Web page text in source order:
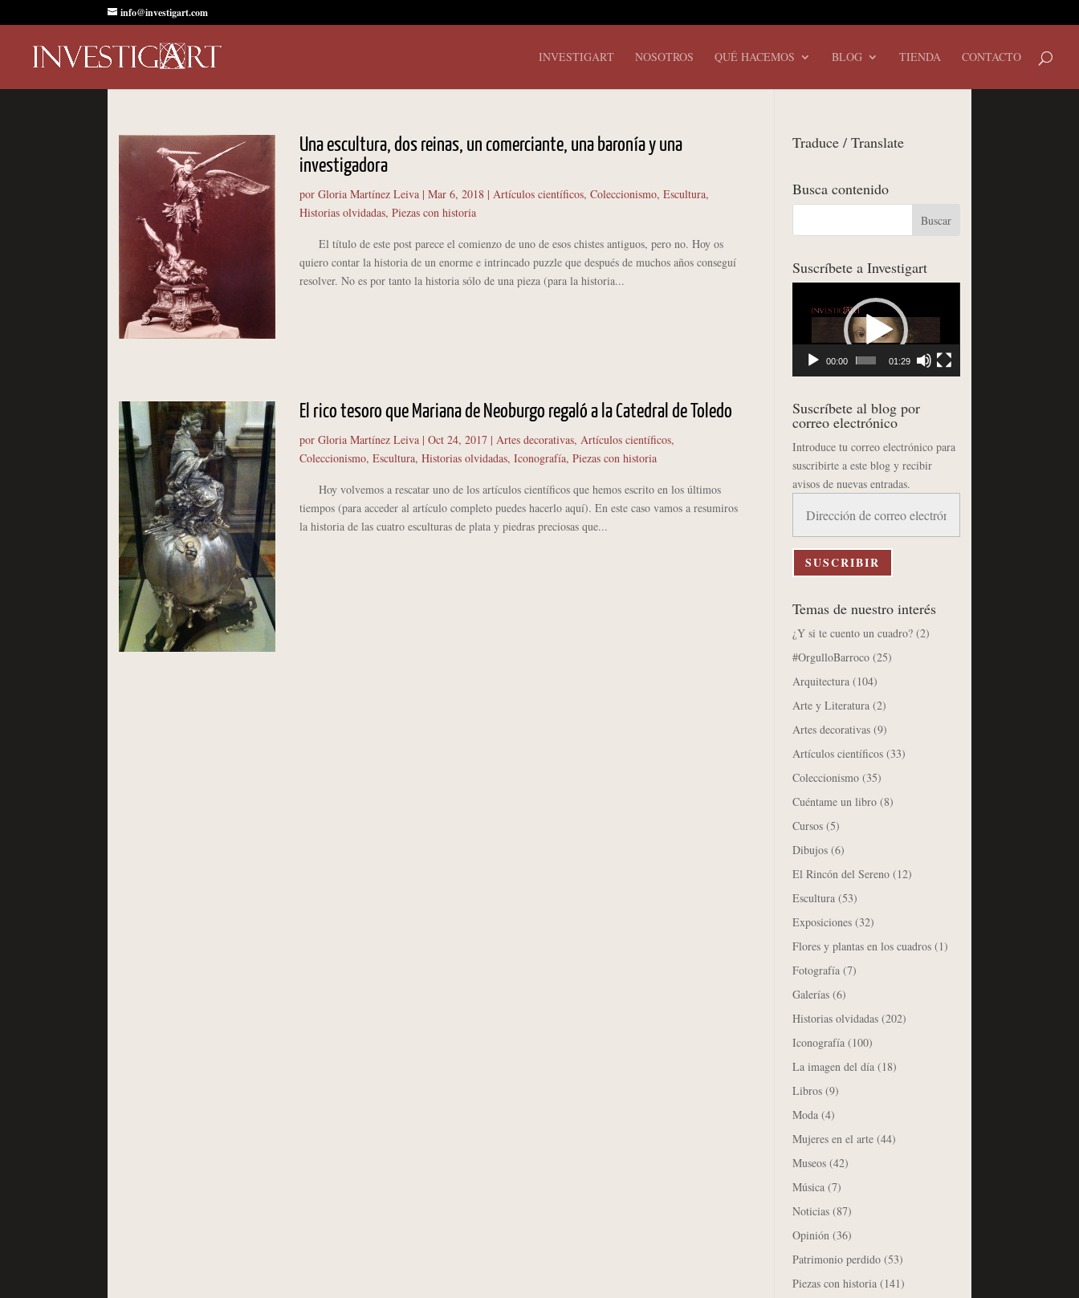
info@investigart.com
INVESTIGART NOSOTROS QUÉ HACEMOS BLOG TIENDA CONTACTO
Una escultura, dos reinas, un comerciante, una baronía y una
investigadora
por Gloria Martínez Leiva| Mar 6, 2018| Artículos científicos, Coleccionismo, Escultura,
Historias olvidadas, Piezas con historia
El título de este post parece el comienzo de uno de esos chistes antiguos, pero no. Hoy os
quiero contar la historia de un enorme e intrincado puzzle que después de muchos años conseguí
resolver. No es por tanto la historia sólo de una pieza (para la historia...
El rico tesoro que Mariana de Neoburgo regaló a la Catedral de Toledo
por Gloria Martínez Leiva| Oct 24, 2017| Artes decorativas, Artículos científicos,
Coleccionismo, Escultura, Historias olvidadas, Iconografía, Piezas con historia
Hoy volvemos a rescatar uno de los artículos científicos que hemos escrito en los últimos
tiempos (para acceder al artículo completo puedes hacerlo aquí). En este caso vamos a resumiros
la historia de las cuatro esculturas de plata y piedras preciosas que...
Traduce / Translate
Busca contenido
Suscríbete a Investigart
00:00 01:29
Suscríbete al blog por
correo electrónico
Introduce tu correo electrónico para
suscribirte a este blog y recibir
avisos de nuevas entradas.
correo
electrónico
SUSCRIBIR
Temas de nuestro interés
¿Y si te cuento un cuadro? (2)
#OrgulloBarroco (25)
Arquitectura (104)
Arte y Literatura (2)
Artes decorativas (9)
Artículos científicos (33)
Coleccionismo (35)
Cuéntame un libro (8)
Cursos (5)
Dibujos (6)
El Rincón del Sereno (12)
Escultura (53)
Exposiciones (32)
Flores y plantas en los cuadros (1)
Fotografía (7)
Galerías (6)
Historias olvidadas (202)
Iconografía (100)
La imagen del día (18)
Libros (9)
Moda (4)
Mujeres en el arte (44)
Museos (42)
Música (7)
Noticias (87)
Opinión (36)
Patrimonio perdido (53)
Piezas con historia (141)